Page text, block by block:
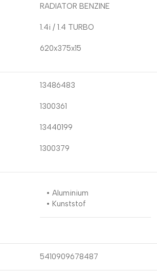
RADIATOR BENZINE
1.4i / 1.4 TURBO
620x375x15
13486483
1300361
13440199
1300379
• Aluminium
• Kunststof
5410909678487